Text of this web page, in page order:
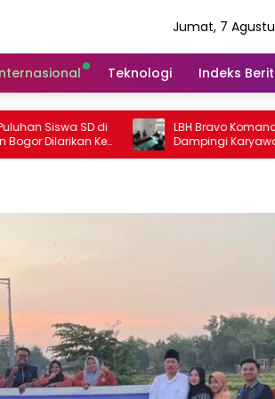
Jumat, 7
Teknologi Indeks
LBH Bravo Komando Bogor Raya
Dampingi Karyawan PT ACL dalam
Sengketa PHK di Disnaker Kabupaten